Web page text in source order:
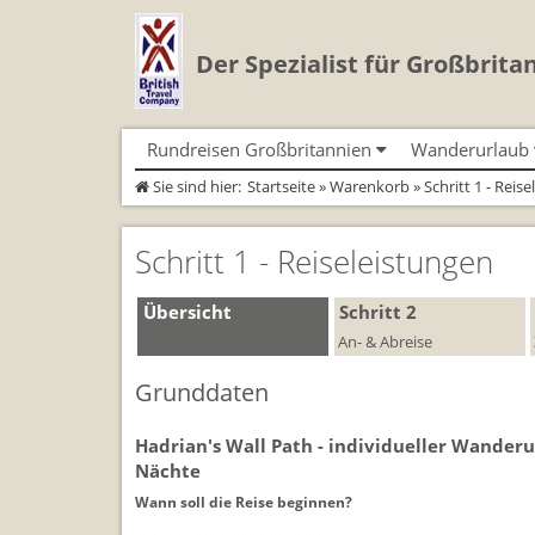
Der Spezialist für
Rundreisen Großbritannien
Autorundreisen
Herzlich Willkommen
England
Schottland
Wales
Busrundreisen
Cornwall
England
Schottland
Wales
Wanderurlaub
Geführte Wandertouren
Wandern in Cornwall
Wandern in England
Wandern in Schottland
Wandern in Wales
Wandern in
Wandern in England
Wandern in
Wandern in Wales
Sie sind hier: Startseite»Warenkorb» Schritt 1 -
Schritt 1 - Reiseleistungen
Übersicht Schritt 2
An- & Abreise
Grunddaten
Hadrian's Wall Path - individueller
Nächte
Wann soll die Reise beginnen?